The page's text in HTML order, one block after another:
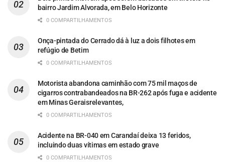
bairro Jardim Alvorada, em Belo Horizonte
0 COMPARTILHAMENTOS
Onça-pintada do Cerrado dá à luz a dois filhotes em
refúgio de Betim
0 COMPARTILHAMENTOS
Motorista abandona caminhão com 75 mil maços de
cigarros contrabandeados na BR-262 após fuga e acidente
em Minas Geraisrelevantes,
0 COMPARTILHAMENTOS
Acidente na BR-040 em Carandaí deixa 13 feridos,
incluindo duas vítimas em estado grave
0 COMPARTILHAMENTOS